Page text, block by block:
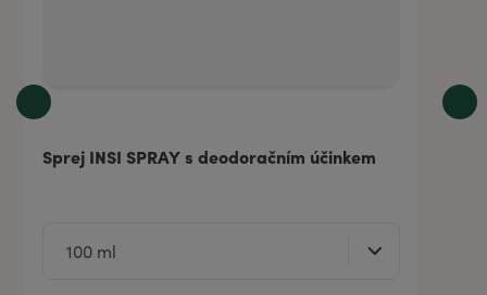
Sprej INSI SPRAY s deodoračním účinkem